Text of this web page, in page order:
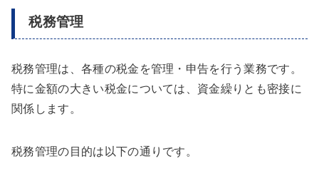
税務管理
税務管理は、各種の税金を管理・申告を行う業務です。
特に金額の大きい税金については、資金繰りとも密接に
関係します。
税務管理の目的は以下の通りです。